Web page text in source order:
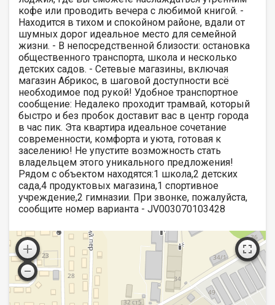
кофе или проводить вечера с любимой книгой. -
Находится в тихом и спокойном районе, вдали от
шумных дорог идеальное место для семейной
жизни. - В непосредственной близости: остановка
общественного транспорта, школа и несколько
детских садов. - Сетевые магазины, включая
магазин Абрикос, в шаговой доступности всё
необходимое под рукой! Удобное транспортное
сообщение: Недалеко проходит трамвай, который
быстро и без пробок доставит вас в центр города
в час пик. Эта квартира идеальное сочетание
современности, комфорта и уюта, готовая к
заселению! Не упустите возможность стать
владельцем этого уникального предложения!
Рядом с объектом находятся:1 школа,2 детских
сада,4 продуктовых магазина,1 спортивное
учреждение,2 гимназии. При звонке, пожалуйста,
сообщите номер варианта - JV003070103428